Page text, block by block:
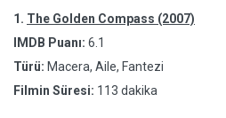
1. The Golden Compass (2007)
IMDB Puanı: 6.1
Türü: Macera, Aile, Fantezi
Filmin Süresi: 113 dakika